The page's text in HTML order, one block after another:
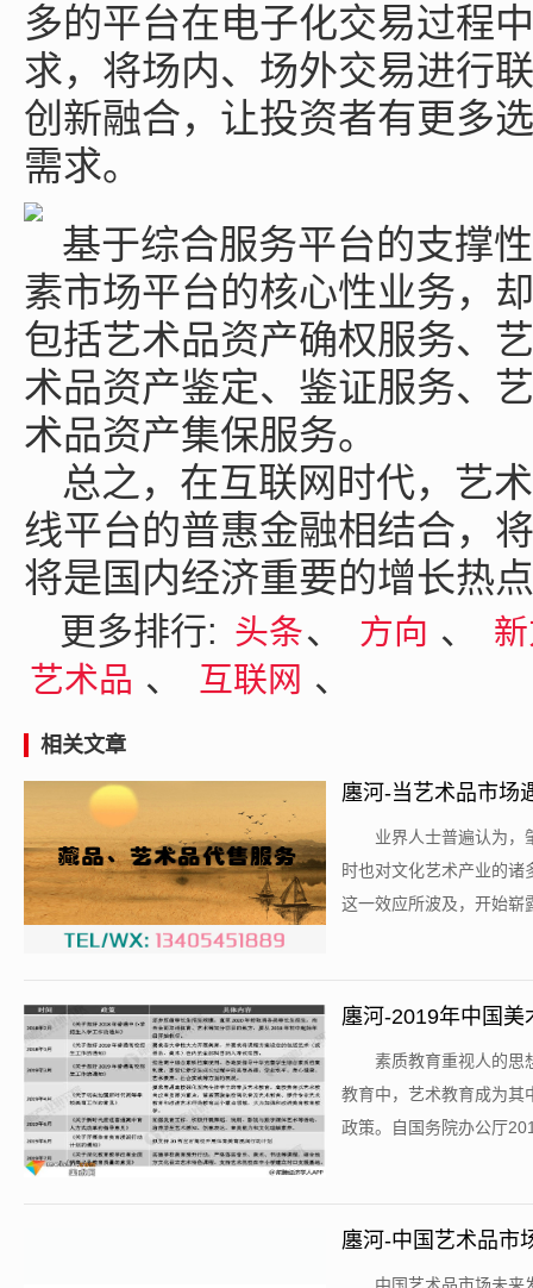
多的平台在电子化交易过程
求，将场内、场外交易进行
创新融合，让投资者有更多
需求。
基于综合服务平台的支撑
素市场平台的核心性业务，
包括艺术品资产确权服务、
术品资产鉴定、鉴证服务、
术品资产集保服务。
总之，在互联网时代，艺
线平台的普惠金融相结合，
将是国内经济重要的增长热
更多排行: 头条、 方向 、
艺术品 、 互联网 、
相关文章
廛河-当艺术品市场
业界人士普遍认为，
时也对文化艺术产业的
这一效应所波及，开始崭
廛河-2019年中国
素质教育重视人的思
教育中，艺术教育成为其
政策。自国务院办公厅
廛河-中国艺术品市